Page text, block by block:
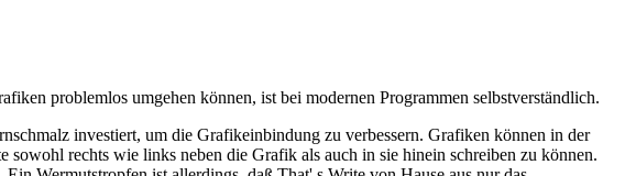
problemlos umgehen können, ist bei modernen Programmen selbstverständlich.
investiert, um die Grafikeinbindung zu verbessern. Grafiken können in der
rechts wie links neben die Grafik als auch in sie hinein schreiben zu können.